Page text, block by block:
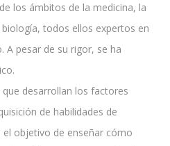
los ámbitos de la medicina, la
todos ellos expertos en
A pesar de su rigor, se ha
desarrollan los factores
de habilidades de
objetivo de enseñar cómo